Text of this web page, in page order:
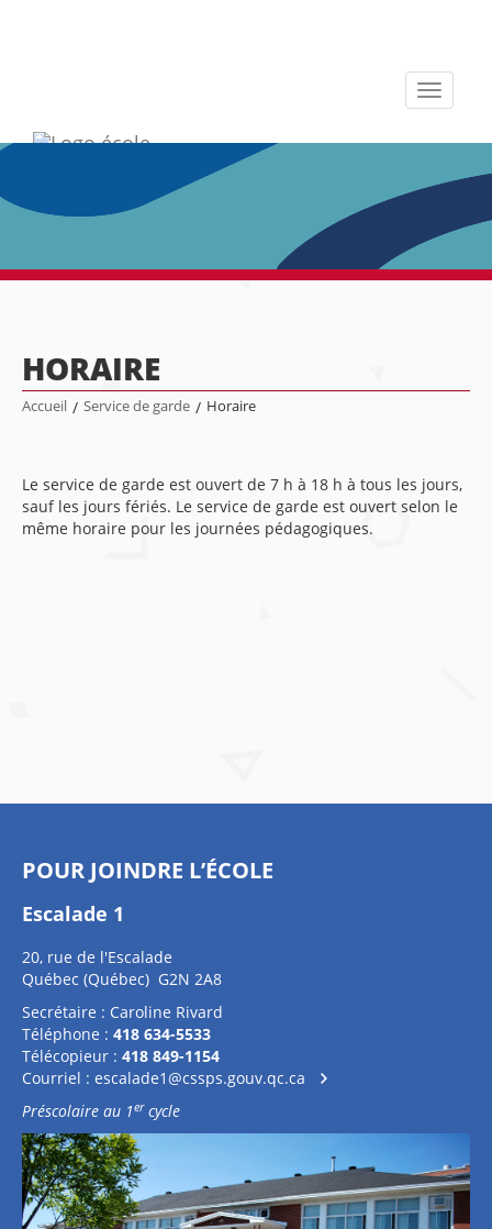
Toggle
HORAIRE
Accueil / Service de garde / Horaire
Le service de garde est ouvert de 7 h à 18 h à tous les jours,
sauf les jours fériés. Le service de garde est ouvert selon le
même horaire pour les journées pédagogiques.
POUR JOINDRE L’ÉCOLE
Escalade 1
20, rue de l'Escalade
Québec (Québec) G2N 2A8
Secrétaire : Caroline Rivard
Téléphone : 418 634-5533
Télécopieur : 418 849-1154
Courriel : escalade1@cssps.gouv.qc.ca
Préscolaire au 1ercycle